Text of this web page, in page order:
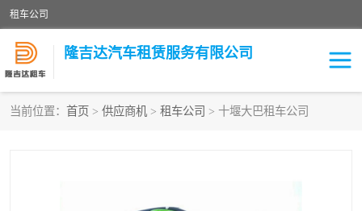
租车公司
隆吉达汽车租赁服务有限公司
当前位置： 首页 > 供应商机 > 租车公司 > 十堰大巴租车公司